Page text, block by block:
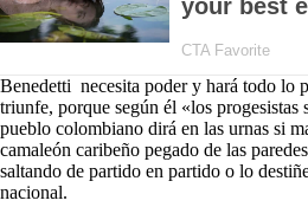
Benedetti necesita poder y hará todo lo
triunfe, porque según él «los progesistas
pueblo colombiano dirá en las urnas si
camaleón caribeño pegado de las
saltando de partido en partido o lo
nacional.